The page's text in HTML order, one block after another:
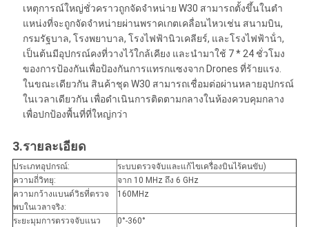
เหตุการณ์ใหญ่ชั่วคราวถูกจัดจําหน่าย W30 สามารถตั้งขึ้นในตํา
แหน่งที่จะถูกจัดจําหน่ายผ่านพราคเกตเคลื่อนไหวเช่น สนามบิน,
กรมรัฐบาล, โรงพยาบาล, โรงไฟฟ้านิวเคลียร์, และโรงไฟฟ้าน้ํา,
เป็นต้นมีอุปกรณ์คงที่วางไว้ใกล้เคียง และนํามาใช้ 7 * 24 ชั่วโมง
ของการป้องกันเพื่อป้องกันการแทรกแซงจาก Drones ที่ร้ายแรง.
ในขณะเดียวกัน สินค้าชุด W30 สามารถเชื่อมต่อผ่านหลายอุปกรณ์
ในเวลาเดียวกัน เพื่อดําเนินการติดตามกลางในห้องควบคุมกลาง
เพื่อปกป้องพื้นที่ที่ใหญ่กว่า
3.รายละเอียด
ประเภทอุปกรณ์:
ระบบตรวจจับและแก้ไขเครื่องบินไร้คนขับ)
ความถี่วิทยุ:
จาก 10 MHz ถึง 6 GHz
ความกว้างแบนด์วิธที่ตรวจ
พบในเวลาจริง:
160MHz
ระยะมุมการตรวจจับแนว
0°-360°